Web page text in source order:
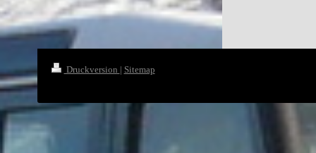
Druckversion | Sitemap